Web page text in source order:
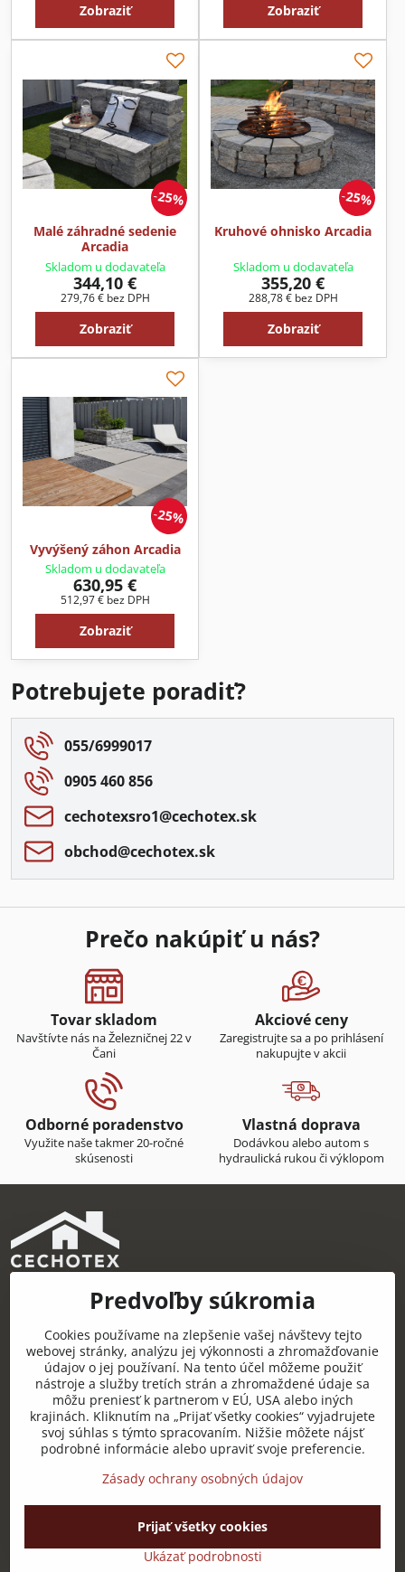
Zobraziť Zobraziť
25%
Malé záhradné sedenie
Arcadia
Skladom u dodavateľa
344,10 €
279,76 € bez DPH
Zobraziť
25%
Kruhové ohnisko Arcadia
Skladom u dodavateľa
355,20 €
288,78 € bez DPH
Zobraziť
25%
Vyvýšený záhon Arcadia
Skladom u dodavateľa
630,95 €
512,97 € bez DPH
Zobraziť
Potrebujete poradiť?
055/6999017
0905 460 856
cechotexsro1​@cechotex​.sk
obchod​@cechotex​.sk
Prečo nakúpiť u nás?
Tovar skladom
Navštívte nás na Železničnej 22 v
Čani
Akciové ceny
Zaregistrujte sa a po prihlásení
nakupujte v akcii
Odborné poradenstvo
Využite naše takmer 20-ročné
skúsenosti
Vlastná doprava
Dodávkou alebo autom s
hydraulická rukou či výklopom
CECHOTEX s.r.o.
Železničná 22, 044 14 Čaňa
IČO: 48181757
DIČ: 2120085451
IČ DPH: SK2120085451
Užitočné odkazy
©2026Copyright
Predvoľby súkromiaZásady ochrany osobných údajov
Vytvorené pomocou:BiznisWeb.sk
Predvoľby súkromia
Cookies používame na zlepšenie vašej návštevy tejto
webovej stránky, analýzu jej výkonnosti a zhromažďovanie
údajov o jej používaní. Na tento účel môžeme použiť
nástroje a služby tretích strán a zhromaždené údaje sa
môžu preniesť k partnerom v EÚ, USA alebo iných
krajinách. Kliknutím na „Prijať všetky cookies“ vyjadrujete
svoj súhlas s týmto spracovaním. Nižšie môžete nájsť
podrobné informácie alebo upraviť svoje preferencie.
Zásady ochrany osobných údajov
Ukázať podrobnosti
Prijať všetky cookies